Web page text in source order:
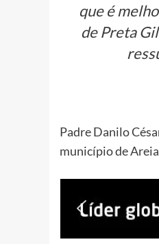
que é
de Preta
Padre Danilo
município de